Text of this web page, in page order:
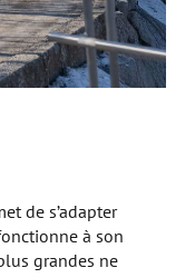
de s’adapter
à son
grandes ne